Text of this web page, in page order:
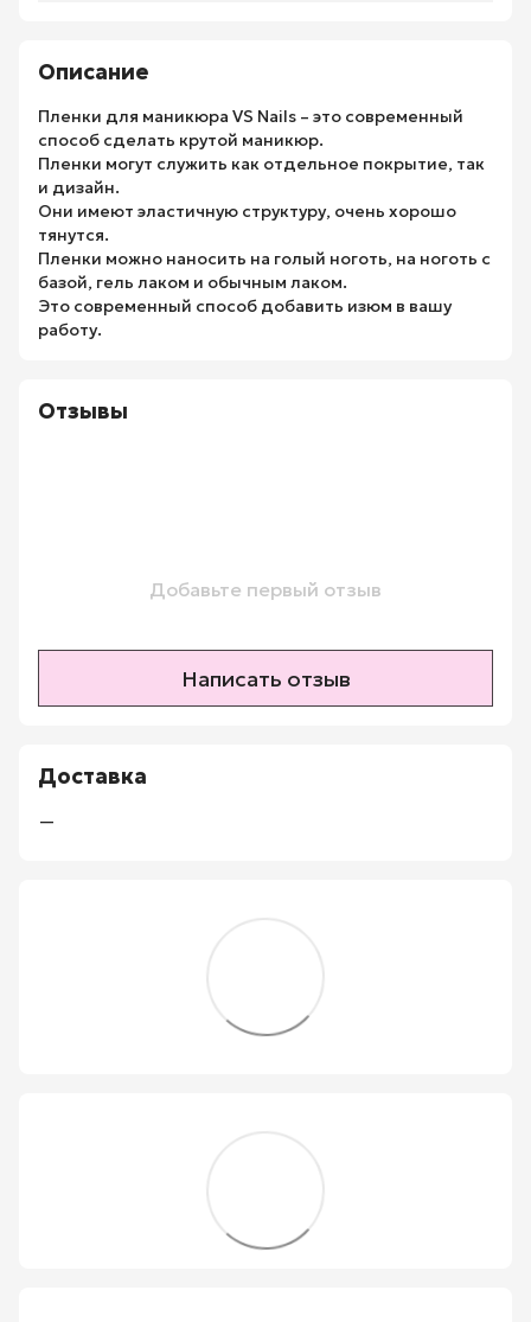
Описание
Пленки для маникюра VS Nails – это современный
способ сделать крутой маникюр.
Пленки могут служить как отдельное покрытие, так
и дизайн.
Они имеют эластичную структуру, очень хорошо
тянутся.
Пленки можно наносить на голый ноготь, на ноготь с
базой, гель лаком и обычным лаком.
Это современный способ добавить изюм в вашу
работу.
Отзывы
Добавьте первый отзыв
Написать отзыв
Доставка